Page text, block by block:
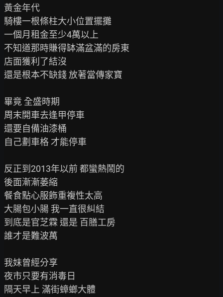
黃金年代
騎樓一根條柱大小位置擺攤
一個月租金至少4萬以上
不知道那時賺得缽滿盆滿的房東
店面獲利了結沒
還是根本不缺錢 放著當傳家寶
畢竟 全盛時期
周末開車去逢甲停車
還要自備油漆桶
自己劃車格 才能停車
反正到2013年以前 都蠻熱鬧的
後面漸漸萎縮
餐食點心服飾重複性太高
大腸包小腸 我一直很糾結
到底是官芝霖 還是 百膳工房
誰才是難波萬
我妹曾經分享
夜市只要有消毒日
隔天早上 滿街蟑螂大體